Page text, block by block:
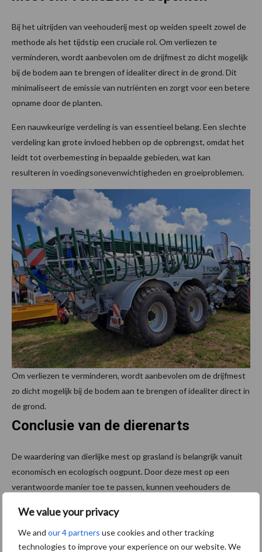
We value your privacy
We and our 4 partners use cookies and other tracking
technologies to improve your experience on our website. We
Bij het uitrijden van veehouderij mest op weiden speelt zowel de
methode als het tijdstip een cruciale rol. Om verliezen te
verminderen, wordt aanbevolen om de drijfmest zo dicht mogelijk
bij de bodem aan te brengen of idealiter direct in de grond. Dit
minimaliseert de emissie van nutriënten en zorgt voor een betere
opname door de planten.
Een nauwkeurige verdeling is van essentieel belang. Een slechte
verdeling kan grote invloed hebben op de opbrengst, omdat het
leidt tot overbemesting in bepaalde gebieden, wat kan
resulteren in voedingsonevenwichtigheden en groeiproblemen.
Om verliezen te verminderen, wordt aanbevolen om de drijfmest
zo dicht mogelijk bij de bodem aan te brengen of idealiter direct in
de grond.
Conclusie van de dierenarts
De waardering van dierlijke mest op grasland is belangrijk vanuit
economisch en ecologisch oogpunt. Door deze mest op een
verantwoorde manier toe te passen, kunnen veehouders de
van de bodem in standhouden. Het bouwen van overdekte
mestopslagen en nauwkeurigheid bij het uitrijden zijn essentiële
stappen om het beste uit deze waardevolle grondstof te halen.